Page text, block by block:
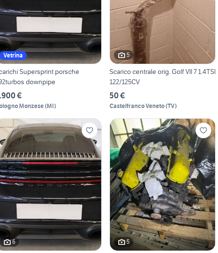
Vetrina
Supersprint porsche
downpipe
€
Monzese(MI)
5
Scarico centrale orig. Golf VII 7 1.4TSI
122/125CV
50 €
Castelfranco Veneto(TV)
6 5